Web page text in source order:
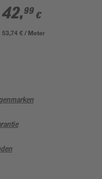
42,99 €
53,74 € / Meter